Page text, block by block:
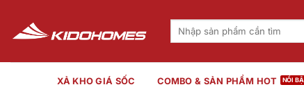
nội
dung
Tìm
XẢ KHO GIÁ SỐC COMBO & SẢN PHẨM HOT